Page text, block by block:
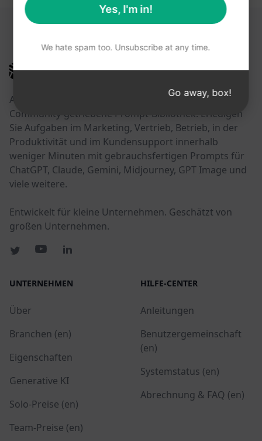
AIPRM
AIPRM ist ein Prompt-Management-Tool und eine
Community-getriebene Prompt-Bibliothek. Erledigen
Sie Aufgaben im Marketing, Vertrieb, Betrieb, in der
Produktivität und im Kundensupport innerhalb
weniger Minuten mit gebrauchsfertigen Prompts für
ChatGPT, Claude, Gemini, Midjourney, GPT Image und
viele weitere.
Entwickelt für kleine Unternehmen. Geschätzt von
großen Unternehmen.
UNTERNEHMEN
Über
Branchen (en)
Eigenschaften
Generative KI
Solo-Preise (en)
Team-Preise (en)
HILFE-CENTER
Anleitungen
Benutzergemeinschaft
(en)
Systemstatus (en)
Abrechnung & FAQ (en)
Yes, I'm in!
We hate spam too. Unsubscribe at any time.
Go away, box!